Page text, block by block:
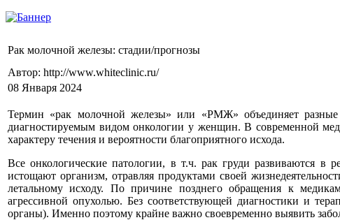
Рак молочной железы: стадии/прогнозы
Автор: http://www.whiteclinic.ru/
08 Января 2024
Термин «рак молочной железы» или «РМЖ» объединяет
диагностируемым видом онкологии у женщин. В современной
характеру течения и вероятности благоприятного исхода.
Все онкологические патологии, в т.ч. рак груди развиваются в
истощают организм, отравляя продуктами своей
летальному исходу. По причине позднего обращения к
агрессивной опухолью. Без соответствующей диагностики и
органы). Именно поэтому крайне важно своевременно выявить